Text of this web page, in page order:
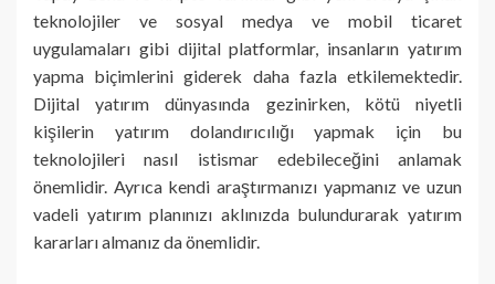
teknolojiler ve sosyal medya ve mobil ticaret
uygulamaları gibi dijital platformlar, insanların yatırım
yapma biçimlerini giderek daha fazla etkilemektedir.
Dijital yatırım dünyasında gezinirken, kötü niyetli
kişilerin yatırım dolandırıcılığı yapmak için bu
teknolojileri nasıl istismar edebileceğini anlamak
önemlidir. Ayrıca kendi araştırmanızı yapmanız ve uzun
vadeli yatırım planınızı aklınızda bulundurarak yatırım
kararları almanız da önemlidir.